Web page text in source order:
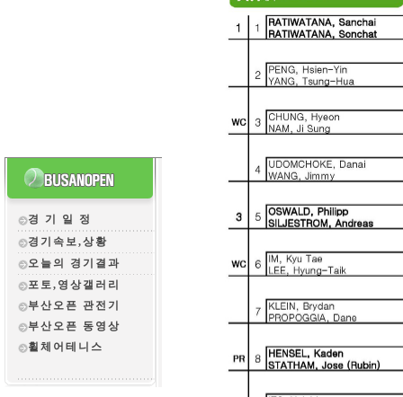
경 기 일 정
경기속보,상황
오늘의 경기결과
포토,영상갤러리
부산오픈 관전 기
부산오픈 동영상
휠체어테니스